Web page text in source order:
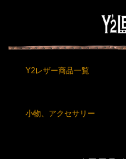
Y2レザー商品一覧
小物、アクセサリー